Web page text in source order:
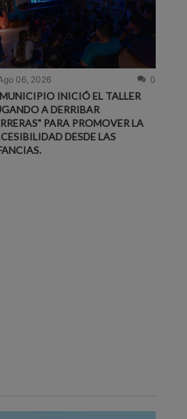
06, 2026 0
INICIÓ EL TALLER
A DERRIBAR
PARA PROMOVER LA
DESDE LAS